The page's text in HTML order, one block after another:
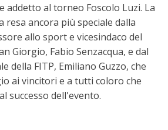
addetto al torneo Foscolo Luzi. La
resa ancora più speciale dalla
allo sport e vicesindaco del
Giorgio, Fabio Senzacqua, e dal
della FITP, Emiliano Guzzo, che
ai vincitori e a tutti coloro che
successo dell'evento.